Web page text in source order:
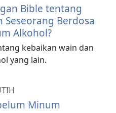
Bible tentang
Seseorang Berdosa
Alkohol?
kebaikan wain dan
yang lain.
Minum